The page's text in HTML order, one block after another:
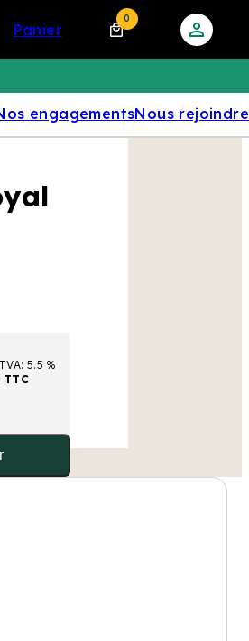
panier
0
engagementsNous rejoindre
5.5 %
TTC